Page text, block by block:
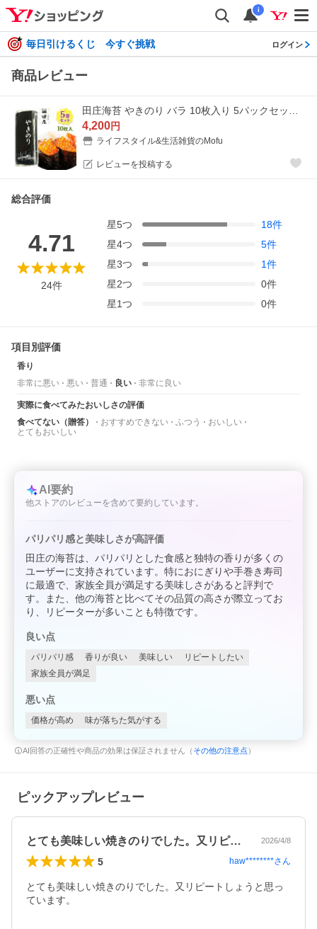
i
毎日引けるくじ 今すぐ挑戦 ログイン
商品レビュー
4,200円
ライフスタイル&生活雑貨のMofu
レビューを投稿する
総合評価
4.71
24件
星5つ 18件
星4つ 5件
星3つ 1件
星2つ 0件
星1つ 0件
項目別評価
香り
非常に悪い
悪い 普通 良い 非常に良い
実際に食べてみたおいしさの評価
食べてない（贈答）
おすすめできない ふつう
おいしい
とてもおいしい
AI要約
他ストアのレビューを含めて要約しています。
パリパリ感と美味しさが高評価
田庄の海苔は、パリパリとした食感と独特の香りが多くの
ユーザーに支持されています。特におにぎりや手巻き寿司
に最適で、家族全員が満足する美味しさがあると評判で
す。また、他の海苔と比べてその品質の高さが際立ってお
り、リピーターが多いことも特徴です。
良い点
パリパリ感 香りが良い 美味しい
リピートしたい
家族全員が満足
悪い点
価格が高め 味が落ちた気がする
AI回答の正確性や商品の効果は保証されません（ その他の注意点 ）
ピックアップレビュー
とても美味しい焼きのりでした。又リピー… 2026/4/8
5 haw********さん
とても美味しい焼きのりでした。又リピートしょうと思っ
ています。